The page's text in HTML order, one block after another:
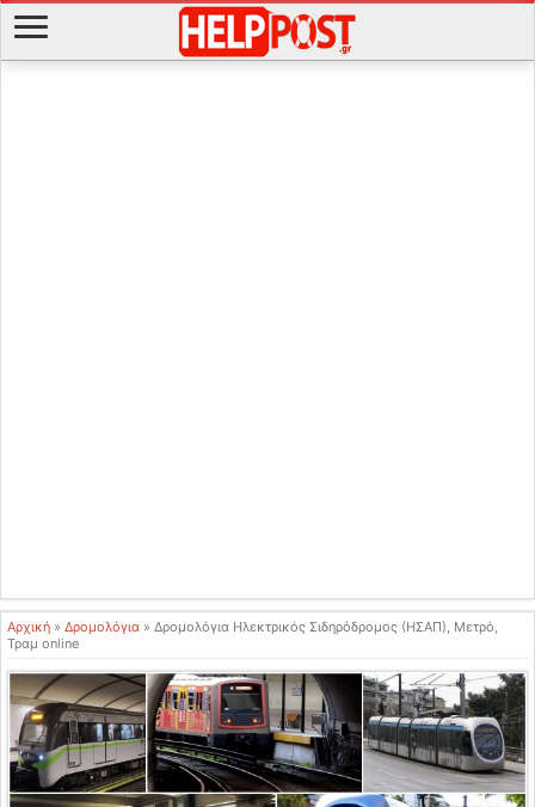
Αρχική » Δρομολόγια » Δρομολόγια Ηλεκτρικός Σιδηρόδρομος (ΗΣΑΠ), Μετρό,
Τραμ online